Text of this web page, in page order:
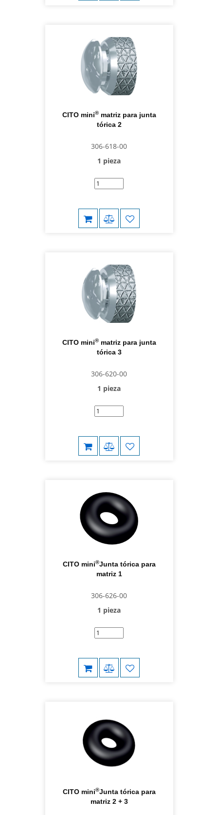
CITO mini®matriz para junta
tórica 2
306-618-00
1 pieza
CITO mini®matriz para junta
tórica 3
306-620-00
1 pieza
CITO mini®Junta tórica para
matriz 1
306-626-00
1 pieza
CITO mini®Junta tórica para
matriz 2 + 3